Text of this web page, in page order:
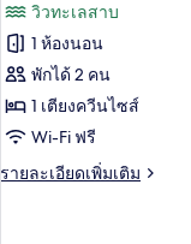
ทั้งหมด
ของ
ดี
ลัก
พาร์
วิวทะเลสาบ
1 ห้องนอน
พักได้ 2 คน
1 เตียงควีนไซส์
Wi-Fi ฟรี
รายละเอียดเพิ่มเติม
ราย